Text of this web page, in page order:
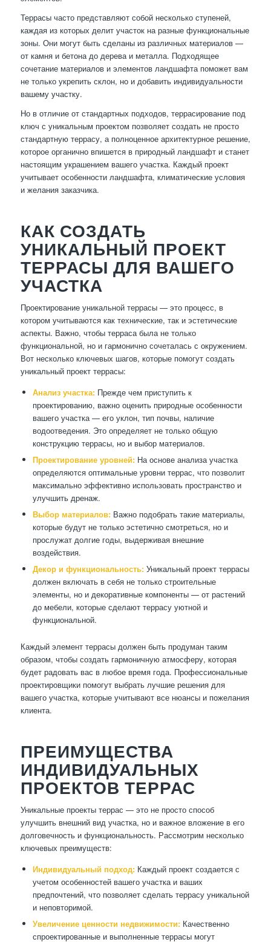
Террасы часто представляют собой несколько ступеней,
каждая из которых делит участок на разные функциональные
зоны. Они могут быть сделаны из различных материалов —
от камня и бетона до дерева и металла. Подходящее
сочетание материалов и элементов ландшафта поможет вам
не только укрепить склон, но и добавить индивидуальности
вашему участку.
Но в отличие от стандартных подходов, террасирование под
ключ с уникальным проектом позволяет создать не просто
стандартную террасу, а полноценное архитектурное решение,
которое органично впишется в природный ландшафт и станет
настоящим украшением вашего участка. Каждый проект
учитывает особенности ландшафта, климатические условия
и желания заказчика.
КАК СОЗДАТЬ
УНИКАЛЬНЫЙ ПРОЕКТ
ТЕРРАСЫ ДЛЯ ВАШЕГО
УЧАСТКА
Проектирование уникальной террасы — это процесс, в
котором учитываются как технические, так и эстетические
аспекты. Важно, чтобы терраса была не только
функциональной, но и гармонично сочеталась с окружением.
Вот несколько ключевых шагов, которые помогут создать
уникальный проект террасы:
Анализ участка:Прежде чем приступить к
проектированию, важно оценить природные особенности
вашего участка — его уклон, тип почвы, наличие
водоотведения. Это определяет не только общую
конструкцию террасы, но и выбор материалов.
Проектирование уровней:На основе анализа участка
определяются оптимальные уровни террас, что позволит
максимально эффективно использовать пространство и
улучшить дренаж.
Выбор материалов:Важно подобрать такие материалы,
которые будут не только эстетично смотреться, но и
прослужат долгие годы, выдерживая внешние
воздействия.
Декор и функциональность:Уникальный проект террасы
должен включать в себя не только строительные
элементы, но и декоративные компоненты — от растений
до мебели, которые сделают террасу уютной и
функциональной.
Каждый элемент террасы должен быть продуман таким
образом, чтобы создать гармоничную атмосферу, которая
будет радовать вас в любое время года. Профессиональные
проектировщики помогут выбрать лучшие решения для
вашего участка, которые учитывают все нюансы и пожелания
клиента.
ПРЕИМУЩЕСТВА
ИНДИВИДУАЛЬНЫХ
ПРОЕКТОВ ТЕРРАС
Уникальные проекты террас — это не просто способ
улучшить внешний вид участка, но и важное вложение в его
долговечность и функциональность. Рассмотрим несколько
ключевых преимуществ:
Индивидуальный подход:Каждый проект создается с
учетом особенностей вашего участка и ваших
предпочтений, что позволяет сделать террасу уникальной
и неповторимой.
Увеличение ценности недвижимости:Качественно
спроектированные и выполненные террасы могут